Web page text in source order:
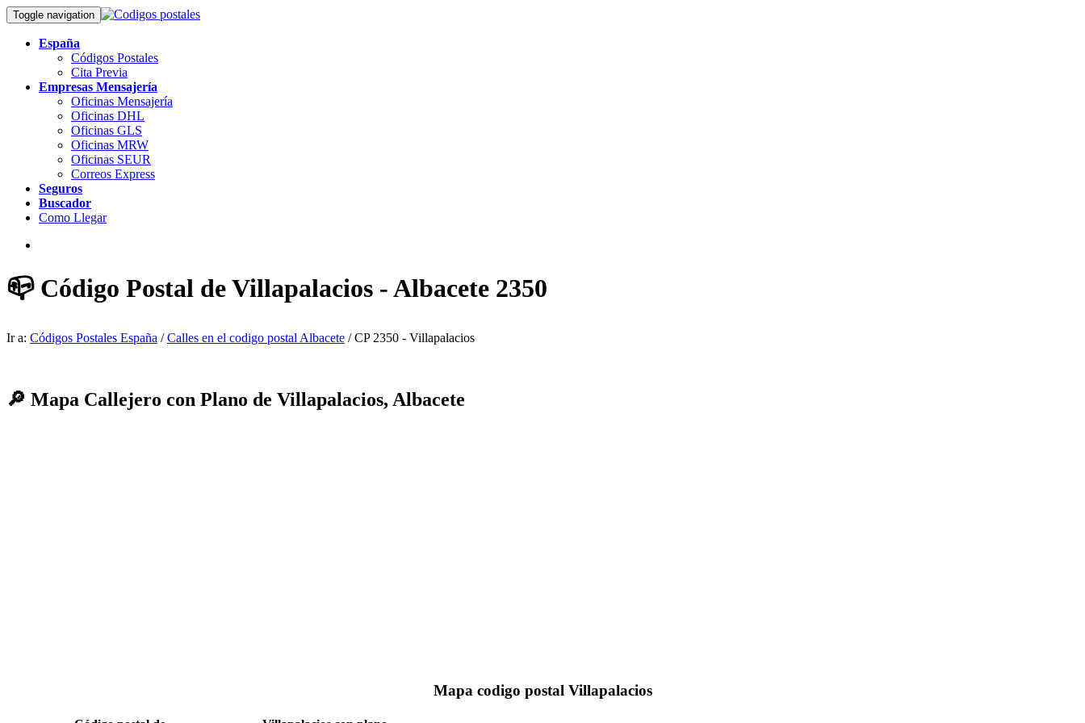
Toggle navigation
España
Códigos Postales
Cita Previa
Empresas Mensajería
Oficinas Mensajería
Oficinas DHL
Oficinas GLS
Oficinas MRW
Oficinas SEUR
Correos Express
Seguros
Buscador
Como Llegar
📪 Código Postal de Villapalacios - Albacete 2350
Ir a: Códigos Postales España /Calles en el codigo postal Albacete / CP 2350 - Villapalacios
🔎 Mapa Callejero con Plano de Villapalacios, Albacete
Mapa codigo postal Villapalacios